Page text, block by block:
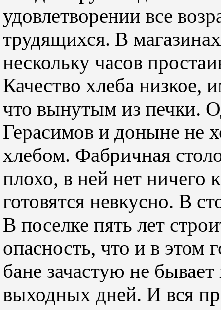
удовлетворении все
трудящихся. В
нескольку часов
Качество хлеба низкое,
что вынутым из печки.
Герасимов и доныне не
хлебом. Фабричная
плохо, в ней нет ничего
готовятся невкусно. В
В поселке пять лет
опасность, что и в этом
бане зачастую не
выходных дней. И вся